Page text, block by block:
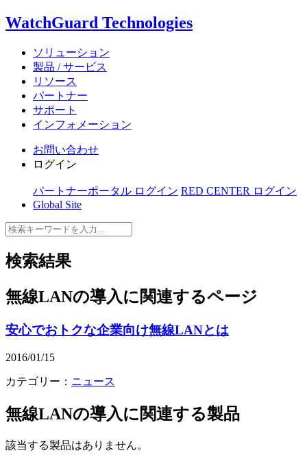
WatchGuard Technologies
ソリューション
製品 / サービス
リソース
パートナー
サポート
インフォメーション
お問い合わせ
ログイン
パートナーポータル ログイン RED CENTER ログイン
Global Site
検索結果
無線LANの導入に関連するページ
安心でおトクな企業向け無線LANとは
2016/01/15
カテゴリー： ニュース
無線LANの導入に関連する製品
該当する製品はありません。